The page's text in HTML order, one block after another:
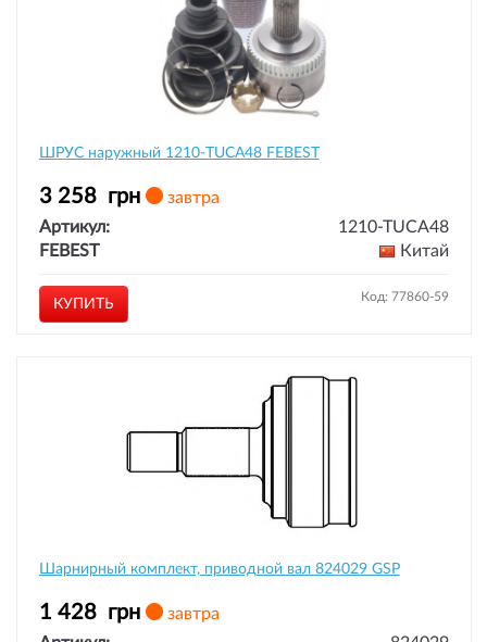
ШРУС наружный 1210-TUCA48 FEBEST
3 258 грн
завтра
Артикул:
1210-TUCA48
FEBEST
Китай
КУПИТЬ Код: 77860-59
Шарнирный комплект, приводной вал 824029 GSP
1 428 грн
завтра